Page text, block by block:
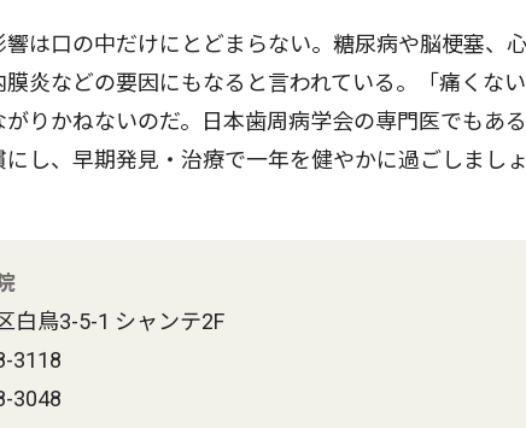
は口の中だけにとどまらない。糖尿病や脳梗塞、
膜炎などの要因にもなると言われている。「痛くな
りかねないのだ。日本歯周病学会の専門医でもあ
し、早期発見・治療で一年を健やかに過ごしましょ
白鳥3-5-1 シャンテ2F
3118
3048